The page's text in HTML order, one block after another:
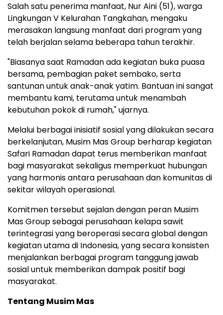
Salah satu penerima manfaat, Nur Aini (51), warga
Lingkungan V Kelurahan Tangkahan, mengaku
merasakan langsung manfaat dari program yang
telah berjalan selama beberapa tahun terakhir.
"Biasanya saat Ramadan ada kegiatan buka puasa
bersama, pembagian paket sembako, serta
santunan untuk anak-anak yatim. Bantuan ini sangat
membantu kami, terutama untuk menambah
kebutuhan pokok di rumah," ujarnya.
Melalui berbagai inisiatif sosial yang dilakukan secara
berkelanjutan, Musim Mas Group berharap kegiatan
Safari Ramadan dapat terus memberikan manfaat
bagi masyarakat sekaligus memperkuat hubungan
yang harmonis antara perusahaan dan komunitas di
sekitar wilayah operasional.
Komitmen tersebut sejalan dengan peran Musim
Mas Group sebagai perusahaan kelapa sawit
terintegrasi yang beroperasi secara global dengan
kegiatan utama di Indonesia, yang secara konsisten
menjalankan berbagai program tanggung jawab
sosial untuk memberikan dampak positif bagi
masyarakat.
Tentang Musim Mas